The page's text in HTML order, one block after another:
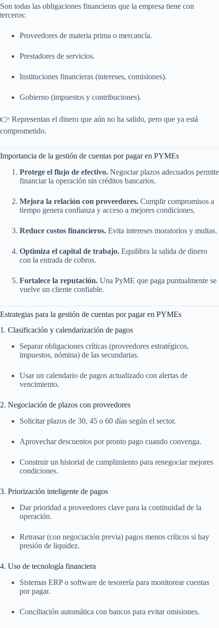
Son todas las obligaciones financieras que la empresa tiene con
terceros:
Proveedores de materia prima o mercancía.
Prestadores de servicios.
Instituciones financieras (intereses, comisiones).
Gobierno (impuestos y contribuciones).
👉 Representan el dinero que aún no ha salido, pero que ya está
comprometido.
Importancia de la gestión de cuentas por pagar en PYMEs
Protege el flujo de efectivo. Negociar plazos adecuados permite
financiar la operación sin créditos bancarios.
Mejora la relación con proveedores. Cumplir compromisos a
tiempo genera confianza y acceso a mejores condiciones.
Reduce costos financieros. Evita intereses moratorios y multas.
Optimiza el capital de trabajo. Equilibra la salida de dinero
con la entrada de cobros.
Fortalece la reputación. Una PyME que paga puntualmente se
vuelve un cliente confiable.
Estrategias para la gestión de cuentas por pagar en PYMEs
1. Clasificación y calendarización de pagos
Separar obligaciones críticas (proveedores estratégicos,
impuestos, nómina) de las secundarias.
Usar un calendario de pagos actualizado con alertas de
vencimiento.
2. Negociación de plazos con proveedores
Solicitar plazos de 30, 45 o 60 días según el sector.
Aprovechar descuentos por pronto pago cuando convenga.
Construir un historial de cumplimiento para renegociar mejores
condiciones.
3. Priorización inteligente de pagos
Dar prioridad a proveedores clave para la continuidad de la
operación.
Retrasar (con negociación previa) pagos menos críticos si hay
presión de liquidez.
4. Uso de tecnología financiera
Sistemas ERP o software de tesorería para monitorear cuentas
por pagar.
Conciliación automática con bancos para evitar omisiones.